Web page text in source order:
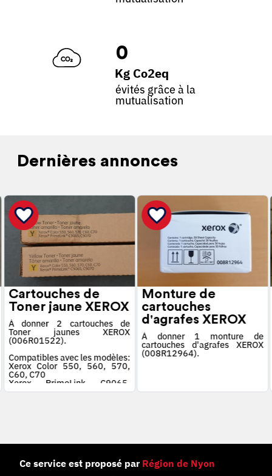
0
Kg Co2eq
évités grâce à la
mutualisation
Dernières annonces
Cartouches de
Toner jaune XEROX
À donner 2 cartouches de
Toner jaunes XEROX
(006R01522).
Compatibles avec les modèles:
Xerox Color 550, 560, 570,
C60, C70
Xerox PrimeLink C9065,
C9070
Monture de
cartouches
d'agrafes XEROX
À donner 1 monture de
cartouches d'agrafes XEROX
(008R12964).
Ce service est proposé par Région de Nyon